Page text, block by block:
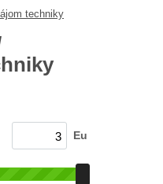
techniky
Eu